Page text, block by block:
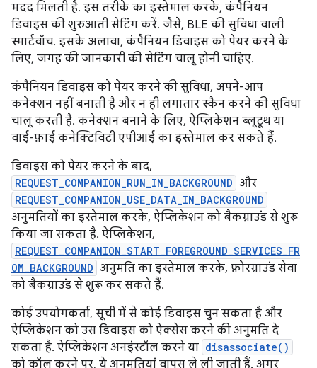
मदद मिलती है. इस तरीके का इस्तेमाल करके, कंपैनियन
डिवाइस की शुरुआती सेटिंग करें. जैसे, BLE की सुविधा वाली
स्मार्टवॉच. इसके अलावा, कंपैनियन डिवाइस को पेयर करने के
लिए, जगह की जानकारी की सेटिंग चालू होनी चाहिए.
कंपैनियन डिवाइस को पेयर करने की सुविधा, अपने-आप
कनेक्शन नहीं बनाती है और न ही लगातार स्कैन करने की सुविधा
चालू करती है. कनेक्शन बनाने के लिए, ऐप्लिकेशन ब्लूटूथ या
वाई-फ़ाई कनेक्टिविटी एपीआई का इस्तेमाल कर सकते हैं.
डिवाइस को पेयर करने के बाद,
REQUEST_COMPANION_RUN_IN_BACKGROUND और
REQUEST_COMPANION_USE_DATA_IN_BACKGROUND
अनुमतियों का इस्तेमाल करके, ऐप्लिकेशन को बैकग्राउंड से शुरू
किया जा सकता है. ऐप्लिकेशन,
REQUEST_COMPANION_START_FOREGROUND_SERVICES_FR
OM_BACKGROUND अनुमति का इस्तेमाल करके, फ़ोरग्राउंड सेवा
को बैकग्राउंड से शुरू कर सकते हैं.
कोई उपयोगकर्ता, सूची में से कोई डिवाइस चुन सकता है और
ऐप्लिकेशन को उस डिवाइस को ऐक्सेस करने की अनुमति दे
सकता है. ऐप्लिकेशन अनइंस्टॉल करने या disassociate()
को कॉल करने पर, ये अनुमतियां वापस ले ली जाती हैं. अगर